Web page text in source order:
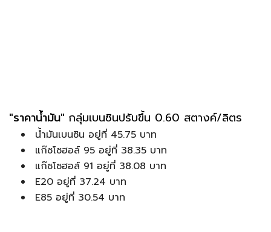
"ราคาน้ำมัน" กลุ่มเบนซินปรับขึ้น 0.60 สตางค์/ลิตร
น้ำมันเบนซิน อยู่ที่ 45.75 บาท
แก๊ซโซฮอล์ 95 อยู่ที่ 38.35 บาท
แก๊ซโซฮอล์ 91 อยู่ที่ 38.08 บาท
E20 อยู่ที่ 37.24 บาท
E85 อยู่ที่ 30.54 บาท